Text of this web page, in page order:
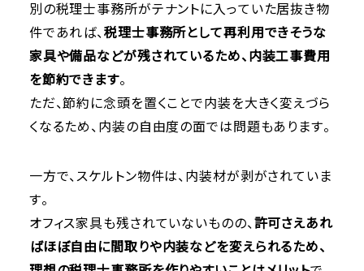
別の税理士事務所がテナントに入っていた居抜き物
件であれば、税理士事務所として再利用できそうな
家具や備品などが残されているため、内装工事費用
を節約できます。
ただ、節約に念頭を置くことで内装を大きく変えづら
くなるため、内装の自由度の面では問題もあります。
一方で、スケルトン物件は、内装材が剥がされていま
す。
オフィス家具も残されていないものの、 許可さえあれ
ばほぼ自由に間取りや内装などを変えられるため、